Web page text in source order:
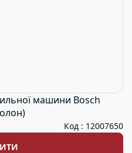
машини Bosch
Код : 12007650